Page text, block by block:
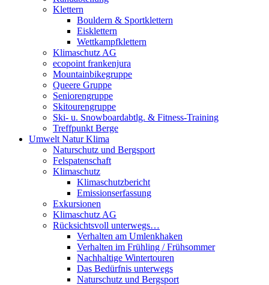
Klettern
Bouldern & Sportklettern
Eisklettern
Wettkampfklettern
Klimaschutz AG
ecopoint frankenjura
Mountainbikegruppe
Queere Gruppe
Seniorengruppe
Skitourengruppe
Ski- u. Snowboardabtlg. & Fitness-Training
Treffpunkt Berge
Umwelt Natur Klima
Naturschutz und Bergsport
Felspatenschaft
Klimaschutz
Klimaschutzbericht
Emissionserfassung
Exkursionen
Klimaschutz AG
Rücksichtsvoll unterwegs…
Verhalten am Umlenkhaken
Verhalten im Frühling / Frühsommer
Nachhaltige Wintertouren
Das Bedürfnis unterwegs
Naturschutz und Bergsport